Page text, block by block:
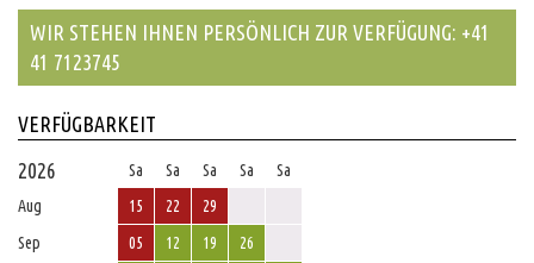
WIR STEHEN IHNEN PERSÖNLICH ZUR VERFÜGUNG: +41
41 7123745
VERFÜGBARKEIT
2026
Sa Sa Sa Sa
Sa
Aug
15 22
29
Sep
05 12 19
26